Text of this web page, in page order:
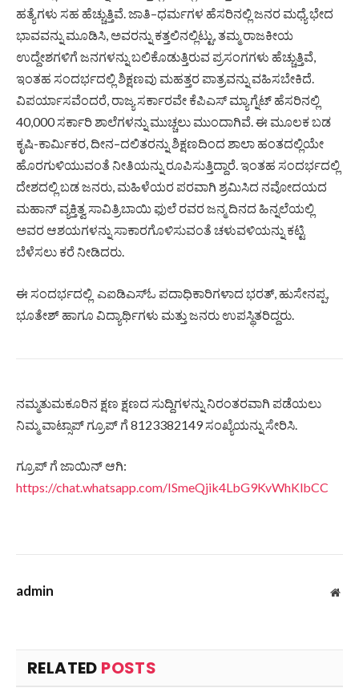
ಹತ್ಯೆಗಳು ಸಹ ಹೆಚ್ಚುತ್ತಿವೆ. ಜಾತಿ–ಧರ್ಮಗಳ ಹೆಸರಿನಲ್ಲಿ ಜನರ ಮಧ್ಯೆ ಭೇದ
ಭಾವವನ್ನು ಮೂಡಿಸಿ, ಅವರನ್ನು ಕತ್ತಲಿನಲ್ಲಿಟ್ಟು, ತಮ್ಮ ರಾಜಕೀಯ
ಉದ್ದೇಶಗಳಿಗೆ ಜನಗಳನ್ನು ಬಲಿಕೊಡುತ್ತಿರುವ ಪ್ರಸಂಗಗಳು ಹೆಚ್ಚುತ್ತಿವೆ,
ಇಂತಹ ಸಂದರ್ಭದಲ್ಲಿ ಶಿಕ್ಷಣವು ಮಹತ್ತರ ಪಾತ್ರವನ್ನು ವಹಿಸಬೇಕಿದೆ.
ವಿಪರ್ಯಾಸವೆಂದರೆ, ರಾಜ್ಯ ಸರ್ಕಾರವೇ ಕೆಪಿಎಸ್ ಮ್ಯಾಗ್ನೆಟ್ ಹೆಸರಿನಲ್ಲಿ
40,000 ಸರ್ಕಾರಿ ಶಾಲೆಗಳನ್ನು ಮುಚ್ಚಲು ಮುಂದಾಗಿವೆ. ಈ ಮೂಲಕ ಬಡ
ಕೃಷಿ-ಕಾರ್ಮಿಕರ, ದೀನ–ದಲಿತರನ್ನು ಶಿಕ್ಷಣದಿಂದ ಶಾಲಾ ಹಂತದಲ್ಲಿಯೇ
ಹೊರಗುಳಿಯುವಂತೆ ನೀತಿಯನ್ನು ರೂಪಿಸುತ್ತಿದ್ದಾರೆ. ಇಂತಹ ಸಂದರ್ಭದಲ್ಲಿ
ದೇಶದಲ್ಲಿ ಬಡ ಜನರು, ಮಹಿಳೆಯರ ಪರವಾಗಿ ಶ್ರಮಿಸಿದ ನವೋದಯದ
ಮಹಾನ್ ವ್ಯಕ್ತಿತ್ವ ಸಾವಿತ್ರಿಬಾಯಿ ಫುಲೆ ರವರ ಜನ್ಮ ದಿನದ ಹಿನ್ನಲೆಯಲ್ಲಿ
ಅವರ ಆಶಯಗಳನ್ನು ಸಾಕಾರಗೊಳಿಸುವಂತೆ ಚಳುವಳಿಯನ್ನು ಕಟ್ಟಿ
ಬೆಳೆಸಲು ಕರೆ ನೀಡಿದರು.
ಈ ಸಂದರ್ಭದಲ್ಲಿ ಎಐಡಿಎಸ್ಓ ಪದಾಧಿಕಾರಿಗಳಾದ ಭರತ್, ಹುಸೇನಪ್ಪ,
ಭೂತೇಶ್ ಹಾಗೂ ವಿದ್ಯಾರ್ಥಿಗಳು ಮತ್ತು ಜನರು ಉಪಸ್ಥಿತರಿದ್ದರು.
ನಮ್ಮತುಮಕೂರಿನ ಕ್ಷಣ ಕ್ಷಣದ ಸುದ್ದಿಗಳನ್ನು ನಿರಂತರವಾಗಿ ಪಡೆಯಲು
ನಿಮ್ಮ ವಾಟ್ಸಾಪ್ ಗ್ರೂಪ್ ಗೆ 8123382149 ಸಂಖ್ಯೆಯನ್ನು ಸೇರಿಸಿ.
ಗ್ರೂಪ್ ಗೆ ಜಾಯಿನ್ ಆಗಿ:
https://chat.whatsapp.com/ISmeQjik4LbG9KvWhKlbCC
admin
RELATED POSTS